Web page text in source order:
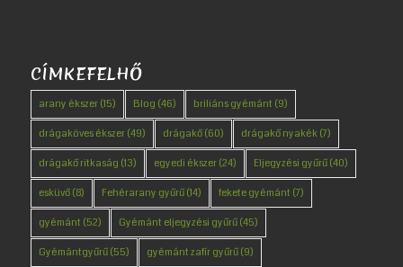
CÍMKEFELHŐ
arany ékszer(15) Blog (46) briliáns gyémánt (9)
drágaköves ékszer(49) drágakő(60) drágakő nyakék(7)
drágakő ritkaság (13) egyedi ékszer(24) Eljegyzési gyűrű(40)
esküvő(8) Fehérarany gyűrű(14) fekete gyémánt (7)
gyémánt (52) Gyémánt eljegyzési gyűrű(45)
Gyémántgyűrű(55) gyémánt zafír gyűrű(9)